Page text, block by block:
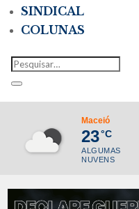
SINDICAL
COLUNAS
Maceió
23°C
ALGUMAS
NUVENS